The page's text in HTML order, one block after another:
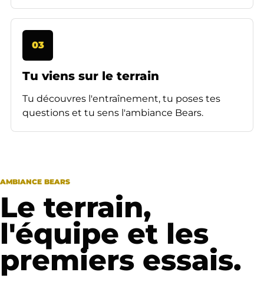
03
Tu viens sur le terrain
Tu découvres l'entraînement, tu poses tes
questions et tu sens l'ambiance Bears.
AMBIANCE BEARS
Le terrain,
l'équipe et les
premiers essais.